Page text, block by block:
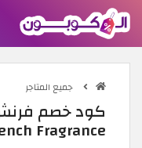
جميع المتاجر
Fragrance